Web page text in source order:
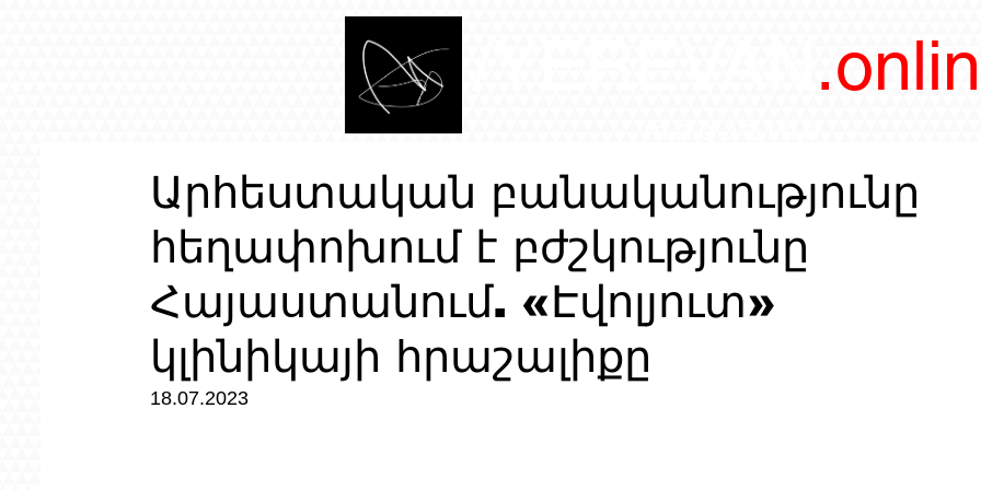
Արհեստական ​​բանականությունը
հեղափոխում է բժշկությունը
Հայաստանում. «Էվոլյուտ»
կլինիկայի հրաշալիքը
18.07.2023